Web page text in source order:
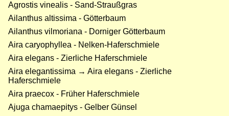
Agrostis vinealis - Sand-Straußgras
Ailanthus altissima - Götterbaum
Ailanthus vilmoriana - Dorniger Götterbaum
Aira caryophyllea - Nelken-Haferschmiele
Aira elegans - Zierliche Haferschmiele
Aira elegantissima → Aira elegans - Zierliche
Haferschmiele
Aira praecox - Früher Haferschmiele
Ajuga chamaepitys - Gelber Günsel